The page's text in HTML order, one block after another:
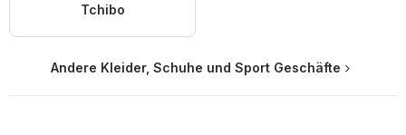
Tchibo
Andere Kleider, Schuhe und Sport Geschäfte